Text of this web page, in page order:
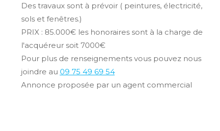
Des travaux sont à prévoir ( peintures, électricité,
sols et fenêtres.)
PRIX : 85.000€ les honoraires sont à la charge de
l'acquéreur soit 7000€
Pour plus de renseignements vous pouvez nous
joindre au 09 75 49 69 54
Annonce proposée par un agent commercial